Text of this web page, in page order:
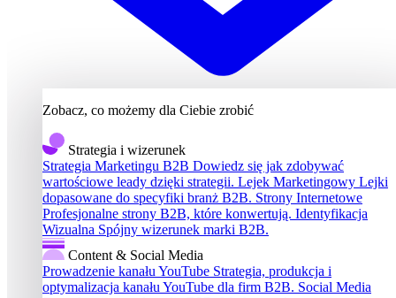
Zobacz, co możemy dla Ciebie zrobić
Strategia i wizerunek
Strategia Marketingu B2B Dowiedz się jak zdobywać
wartościowe leady dzięki strategii. Lejek Marketingowy Lejki
dopasowane do specyfiki branż B2B. Strony Internetowe
Profesjonalne strony B2B, które konwertują. Identyfikacja
Wizualna Spójny wizerunek marki B2B.
Content & Social Media
Prowadzenie kanału YouTube Strategia, produkcja i
optymalizacja kanału YouTube dla firm B2B. Social Media